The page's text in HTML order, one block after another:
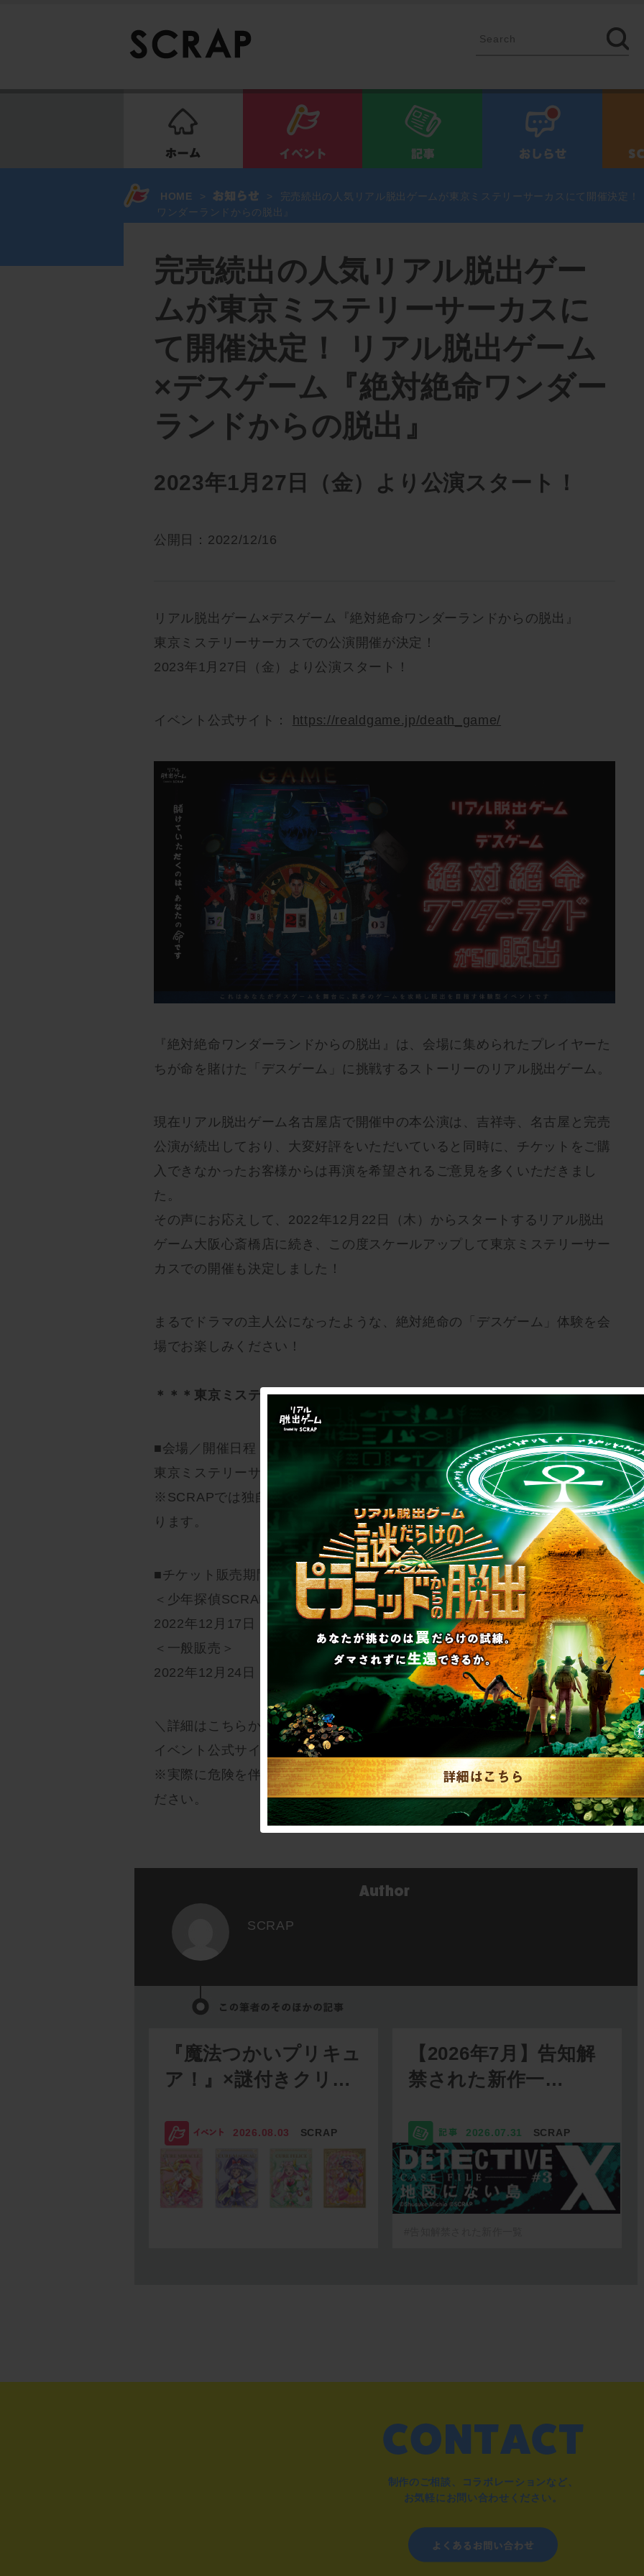
HOME > >
完売続出の人気リアル脱出ゲームが東京ミステリーサーカスにて開催決定
ワンダーランドからの脱出』
完売続出の人気リアル脱出ゲー
ムが東京ミステリーサーカスに
て開催決定！ リアル脱出ゲーム
×デスゲーム『絶対絶命ワンダー
ランドからの脱出』
2023年1月27日（金）より公演スタート！
公開日：2022/12/16
リアル脱出ゲーム×デスゲーム『絶対絶命ワンダーランドからの脱出』
東京ミステリーサーカスでの公演開催が決定！
2023年1月27日（金）より公演スタート！
イベント公式サイト： https://realdgame.jp/death_game/
『絶対絶命ワンダーランドからの脱出』は、会場に集められたプレイヤーた
ちが命を賭けた「デスゲーム」に挑戦するストーリーのリアル脱出ゲーム。
現在リアル脱出ゲーム名古屋店で開催中の本公演は、吉祥寺、名古屋と完売
公演が続出しており、大変好評をいただいていると同時に、チケットをご購
入できなかったお客様からは再演を希望されるご意見を多くいただきまし
た。
その声にお応えして、2022年12月22日（木）からスタートするリアル脱出
ゲーム大阪心斎橋店に続き、この度スケールアップして東京ミステリーサー
カスでの開催も決定しました！
まるでドラマの主人公になったような、絶対絶命の「デスゲーム」体験を会
場でお楽しみください！
＊＊＊東京ミステリーサーカス公演詳細＊＊＊
■会場／開催日程
東京ミステリーサーカス 2023年1月27日（金）〜2023年4月2日（日）
※SCRAPでは独自に新型コロナウイルス対策を徹底し、運営を行なってお
ります。
■チケット販売期間
＜少年探偵SCRAP団（FC）団員先行＞
2022年12月17日（土）12:00～2022年12月23日（金） 23:59
＜一般販売＞
2022年12月24日（土）12:00〜
＼詳細はこちらから／
イベント公式サイト：
https://realdgame.jp/death_game/
※実際に危険を伴う体験があるイベントではありません。安心してご参加く
ださい。
SCRAP
『魔法つかいプリキュ
ア！』×謎付きクリ…
2026.08.03 SCRAP
【2026年7月】告知解
禁された新作一…
2026.07.31 SCRAP
制作のご相談、コラボレーションなど、
お気軽にお問い合わせください。